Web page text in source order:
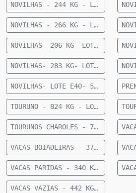
NOVILHAS - 244 KG - LOTE E30- 23 FÊMEAS 1/2 CRUZAMENTO INDUSTRIAL 12 A 15 MESES- 244 KG- 73 KM DE CAMAPUÃ
NOVILHAS - 266 KG - LOTE E08 - 22 FÊMEAS NELORE 12 A 15 MESES - 266 KG - 43 KM DE CAMAPUÃ SENTIDO FIGUEIRÃO
NOVILHAS- 206 KG- LOTE E61- 22 FEMEAS NELORE- 12 A 15 MESES- 206 KG- 70 KM DE CAMAPUA SENTIDO FIGUEIRAO
NOVILHAS- 283 KG- LOTE E21- 10 FEMEAS CRUZADAS- 12 A 15 MESES- 283 KG- 70 KM DE CAMAPUA SENTIDO PARAISO DAS AGUAS
NOVILHAS- LOTE E40- 52 FÊMEAS NELORE 15 MESES- 255 KG- 84 KM DE CAMAPUÃ
TOURUNO - 824 KG - LOTE E07 - 1 TOURUNO NELORE - 824 KG - 35 KM DE CAMAPUÃ
TOURUNOS CHAROLES - 709 KG - LOTE E80 - 3 TOURUNOS CHAROLÊS - 709 KG - 36 KM DE CAMAPUÃ
VACAS BOIADEIRAS - 377 KG - LOTE E83 - 11 VACAS BOIADEIRA NELORE SEM DG - 377 KG - 28 KM DE CAMAPUÃ
VACAS PARIDAS - 340 KG - LOTE E88 - 21 VACAS PARIDAS (11 MACHOS E 10 FÊMEAS) - 340 KG - 28 KM DE CAMAPUÃ SENTIDO SÃO PEDRO
VACAS VAZIAS - 442 KG - LOTE E82 - 20 VACAS VAZIAS - 442 KG - 63 KM DE CAMAPUÃ SENTIDO PARAÍSO